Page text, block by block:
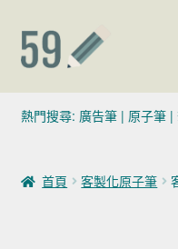
跳至導覽列
跳至主要內容
(02)7729-4140
聯絡我們
熱門搜尋: 廣告筆| 原子筆|
首頁 客製化原子筆